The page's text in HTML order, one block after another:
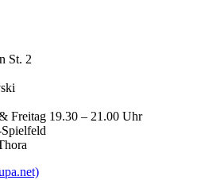
St. 2
Freitag 19.30 – 21.00 Uhr